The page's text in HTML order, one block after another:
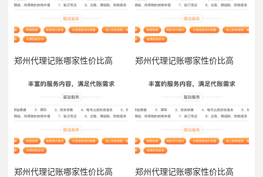
郑州代理记账哪家性价比高 郑州代理记账哪家性价比高
郑州代理记账哪家性价比高 郑州代理记账哪家性价比高